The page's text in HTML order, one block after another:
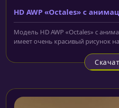
HD AWP «Octales» с
Модель HD AWP «Octales» с
имеет очень красивый рисунок